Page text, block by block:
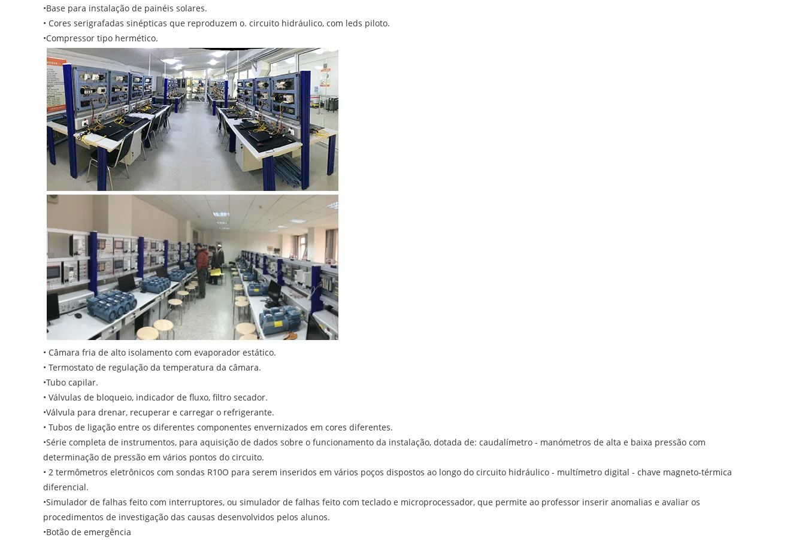
•Base para instalação de painéis solares.
• Cores serigrafadas sinépticas que reproduzem o. circuito hidráulico, com leds piloto.
•Compressor tipo hermético.
• Câmara fria de alto isolamento com evaporador estático.
• Termostato de regulação da temperatura da câmara.
•Tubo capilar.
• Válvulas de bloqueio, indicador de fluxo, filtro secador.
•Válvula para drenar, recuperar e carregar o refrigerante.
• Tubos de ligação entre os diferentes componentes envernizados em cores diferentes.
•Série completa de instrumentos, para aquisição de dados sobre o funcionamento da instalação, dotada de: caudalímetro - manómetros de alta e baixa pressão com
determinação de pressão em vários pontos do circuito.
• 2 termômetros eletrônicos com sondas R10O para serem inseridos em vários poços dispostos ao longo do circuito hidráulico - multímetro digital - chave magneto-térmica
diferencial.
•Simulador de falhas feito com interruptores, ou simulador de falhas feito com teclado e microprocessador, que permite ao professor inserir anomalias e avaliar os
procedimentos de investigação das causas desenvolvidos pelos alunos.
•Botão de emergência